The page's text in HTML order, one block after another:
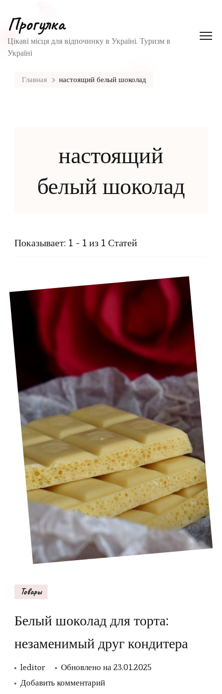
Прогулка
Цікаві місця для відпочинку в Україні. Туризм в
Україні
Главная настоящий белый шоколад
настоящий
белый шоколад
Показывает: 1 - 1 из 1 Статей
Товары
Белый шоколад для торта:
незаменимый друг кондитера
leditor Обновлено на23.01.2025
Добавить комментарийк